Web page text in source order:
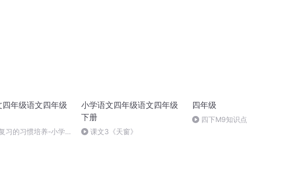
四年级语文四年级
习的习惯培养-小学
小学语文四年级语文四年级
下册
课文3《天窗》
四年级
四下M9知识点